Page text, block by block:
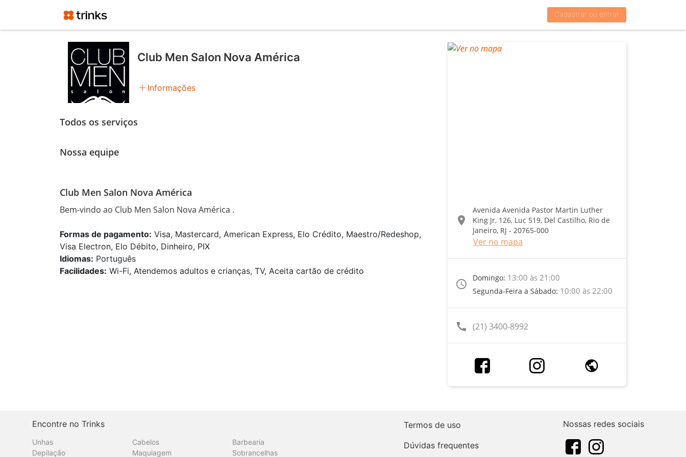
Cadastrar ou entrar
Club Men Salon Nova América
add Informações
Todos os serviços
Nossa equipe
Club Men Salon Nova América
Bem-vindo ao Club Men Salon Nova América .
Formas de pagamento: Visa, Mastercard, American Express, Elo Crédito, Maestro/Redeshop,
Visa Electron, Elo Débito, Dinheiro, PIX
Idiomas: Português
Facilidades: Wi-Fi, Atendemos adultos e crianças, TV, Aceita cartão de crédito
location_on
Avenida Avenida Pastor Martin Luther
King Jr, 126, Luc 519, Del Castilho, Rio de
Janeiro, RJ - 20765-000
Ver no mapa
access_time
Domingo: 13:00 às 21:00
Segunda-Feira a Sábado: 10:00 às 22:00
call (21) 3400-8992
Encontre no Trinks
Unhas Cabelos
Barbearia
Depilação
Maquiagem Sobrancelhas
Termos de uso
Dúvidas frequentes
Nossas redes sociais